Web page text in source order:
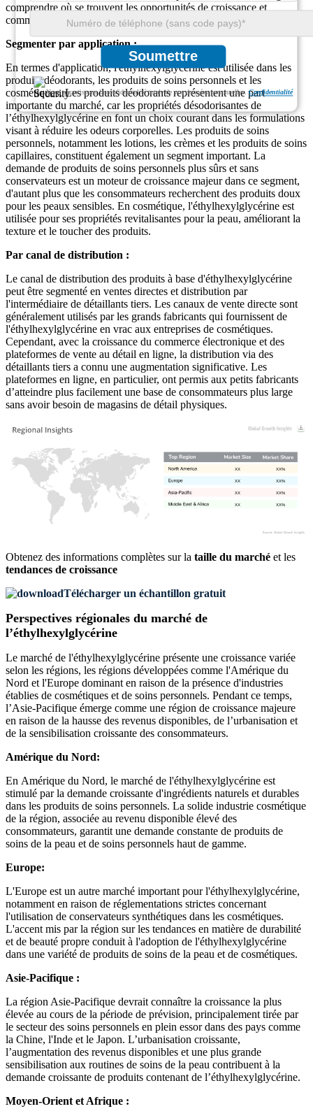
Soumettre
Nous garantissons la confidentialité totale de vos données personnelles.Confidentialité
comprendre où se trouvent les opportunités de croissance et
comment cibler au mieux leurs produits.
Segmenter par application :
En termes d'application, l'éthylhexylglycérine est utilisée dans les
produits déodorants, les produits de soins personnels et les
cosmétiques. Les produits déodorants représentent une part
importante du marché, car les propriétés désodorisantes de
l’éthylhexylglycérine en font un choix courant dans les formulations
visant à réduire les odeurs corporelles. Les produits de soins
personnels, notamment les lotions, les crèmes et les produits de soins
capillaires, constituent également un segment important. La
demande de produits de soins personnels plus sûrs et sans
conservateurs est un moteur de croissance majeur dans ce segment,
d'autant plus que les consommateurs recherchent des produits doux
pour les peaux sensibles. En cosmétique, l'éthylhexylglycérine est
utilisée pour ses propriétés revitalisantes pour la peau, améliorant la
texture et le toucher des produits.
Par canal de distribution :
Le canal de distribution des produits à base d'éthylhexylglycérine
peut être segmenté en ventes directes et distribution par
l'intermédiaire de détaillants tiers. Les canaux de vente directe sont
généralement utilisés par les grands fabricants qui fournissent de
l'éthylhexylglycérine en vrac aux entreprises de cosmétiques.
Cependant, avec la croissance du commerce électronique et des
plateformes de vente au détail en ligne, la distribution via des
détaillants tiers a connu une augmentation significative. Les
plateformes en ligne, en particulier, ont permis aux petits fabricants
d’atteindre plus facilement une base de consommateurs plus large
sans avoir besoin de magasins de détail physiques.
XX%
XX
XX%
XX
XX%
XX
XX%
XX
Obtenez des informations complètes sur la taille du marché et les
tendances de croissance
Télécharger un échantillon gratuit
Perspectives régionales du marché de
l’éthylhexylglycérine
Le marché de l'éthylhexylglycérine présente une croissance variée
selon les régions, les régions développées comme l'Amérique du
Nord et l'Europe dominant en raison de la présence d'industries
établies de cosmétiques et de soins personnels. Pendant ce temps,
l’Asie-Pacifique émerge comme une région de croissance majeure
en raison de la hausse des revenus disponibles, de l’urbanisation et
de la sensibilisation croissante des consommateurs.
Amérique du Nord:
En Amérique du Nord, le marché de l'éthylhexylglycérine est
stimulé par la demande croissante d'ingrédients naturels et durables
dans les produits de soins personnels. La solide industrie cosmétique
de la région, associée au revenu disponible élevé des
consommateurs, garantit une demande constante de produits de
soins de la peau et de soins personnels haut de gamme.
Europe:
L'Europe est un autre marché important pour l'éthylhexylglycérine,
notamment en raison de réglementations strictes concernant
l'utilisation de conservateurs synthétiques dans les cosmétiques.
L'accent mis par la région sur les tendances en matière de durabilité
et de beauté propre conduit à l'adoption de l'éthylhexylglycérine
dans une variété de produits de soins de la peau et de cosmétiques.
Asie-Pacifique :
La région Asie-Pacifique devrait connaître la croissance la plus
élevée au cours de la période de prévision, principalement tirée par
le secteur des soins personnels en plein essor dans des pays comme
la Chine, l'Inde et le Japon. L’urbanisation croissante,
l’augmentation des revenus disponibles et une plus grande
sensibilisation aux routines de soins de la peau contribuent à la
demande croissante de produits contenant de l’éthylhexylglycérine.
Moyen-Orient et Afrique :